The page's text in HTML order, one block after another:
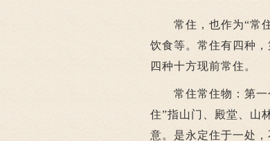
常住，也作为“常住
饮食等。常住有四种
四种十方现前常住。
常住常住物：第一个
住”指山门、殿堂、山
意。是永定住于一处，